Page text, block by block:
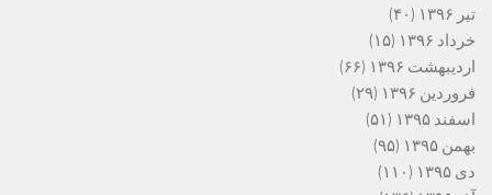
تیر ۱۳۹۶
(۴۰)
خرداد ۱۳۹۶
(۱۵)
اردیبهشت ۱۳۹۶
(۶۶)
فروردین ۱۳۹۶
(۲۹)
اسفند ۱۳۹۵
(۵۱)
بهمن ۱۳۹۵
(۹۵)
دی ۱۳۹۵
(۱۱۰)